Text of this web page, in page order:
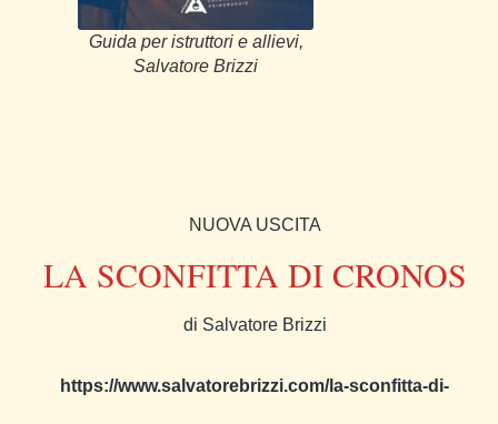
Guida per istruttori e allievi,
Salvatore Brizzi
NUOVA USCITA
LA SCONFITTA DI CRONOS
di Salvatore Brizzi
https://www.salvatorebrizzi.com/la-sconfitta-di-